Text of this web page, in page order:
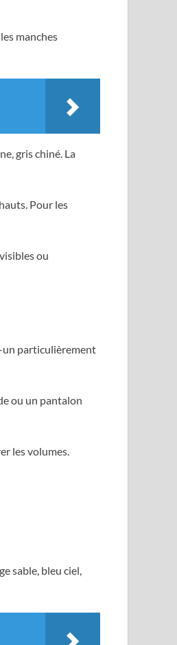
manches
gris chiné. La
Pour les
ou
un particulièrement
ou un pantalon
les volumes.
sable, bleu ciel,